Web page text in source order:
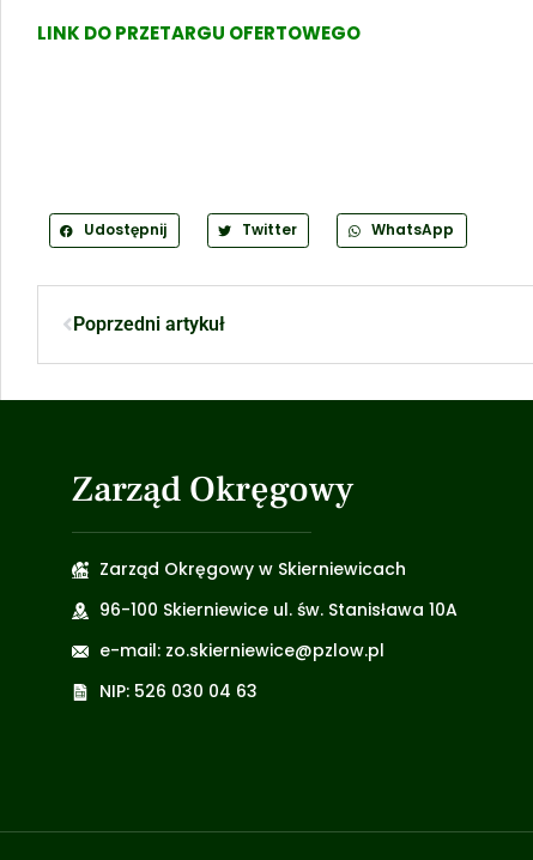
LINK DO PRZETARGU OFERTOWEGO
Udostępnij Twitter WhatsApp
Poprzedni artykuł
Zarząd Okręgowy
Zarząd Okręgowy w Skierniewicach
96-100 Skierniewice ul. św. Stanisława 10A
e-mail: zo.skierniewice@pzlow.pl
NIP: 526 030 04 63